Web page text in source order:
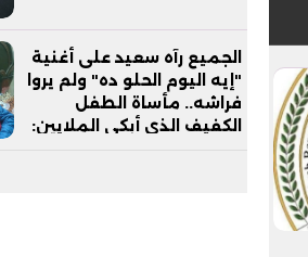
الجميع رآه سعيد على أغنية
"إيه اليوم الحلو ده" ولم يروا
فراشه.. مأساة الطفل
الكفيف الذي أبكى الملايين: